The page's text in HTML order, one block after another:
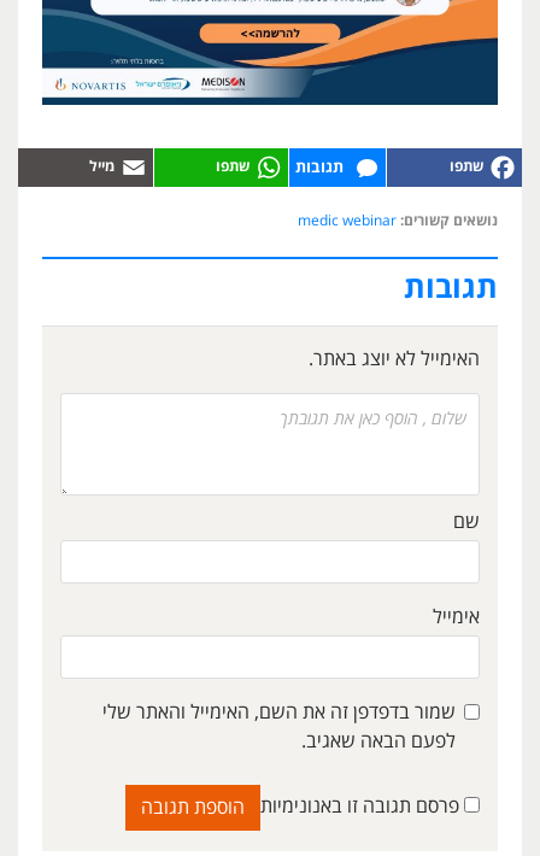
תגובות
נושאים קשורים: medic webinar
תגובות
האימייל לא יוצג באתר.
שם
אימייל
שמור בדפדפן זה את השם, האימייל והאתר שלי
לפעם הבאה שאגיב.
פרסם תגובה זו באנונימיות